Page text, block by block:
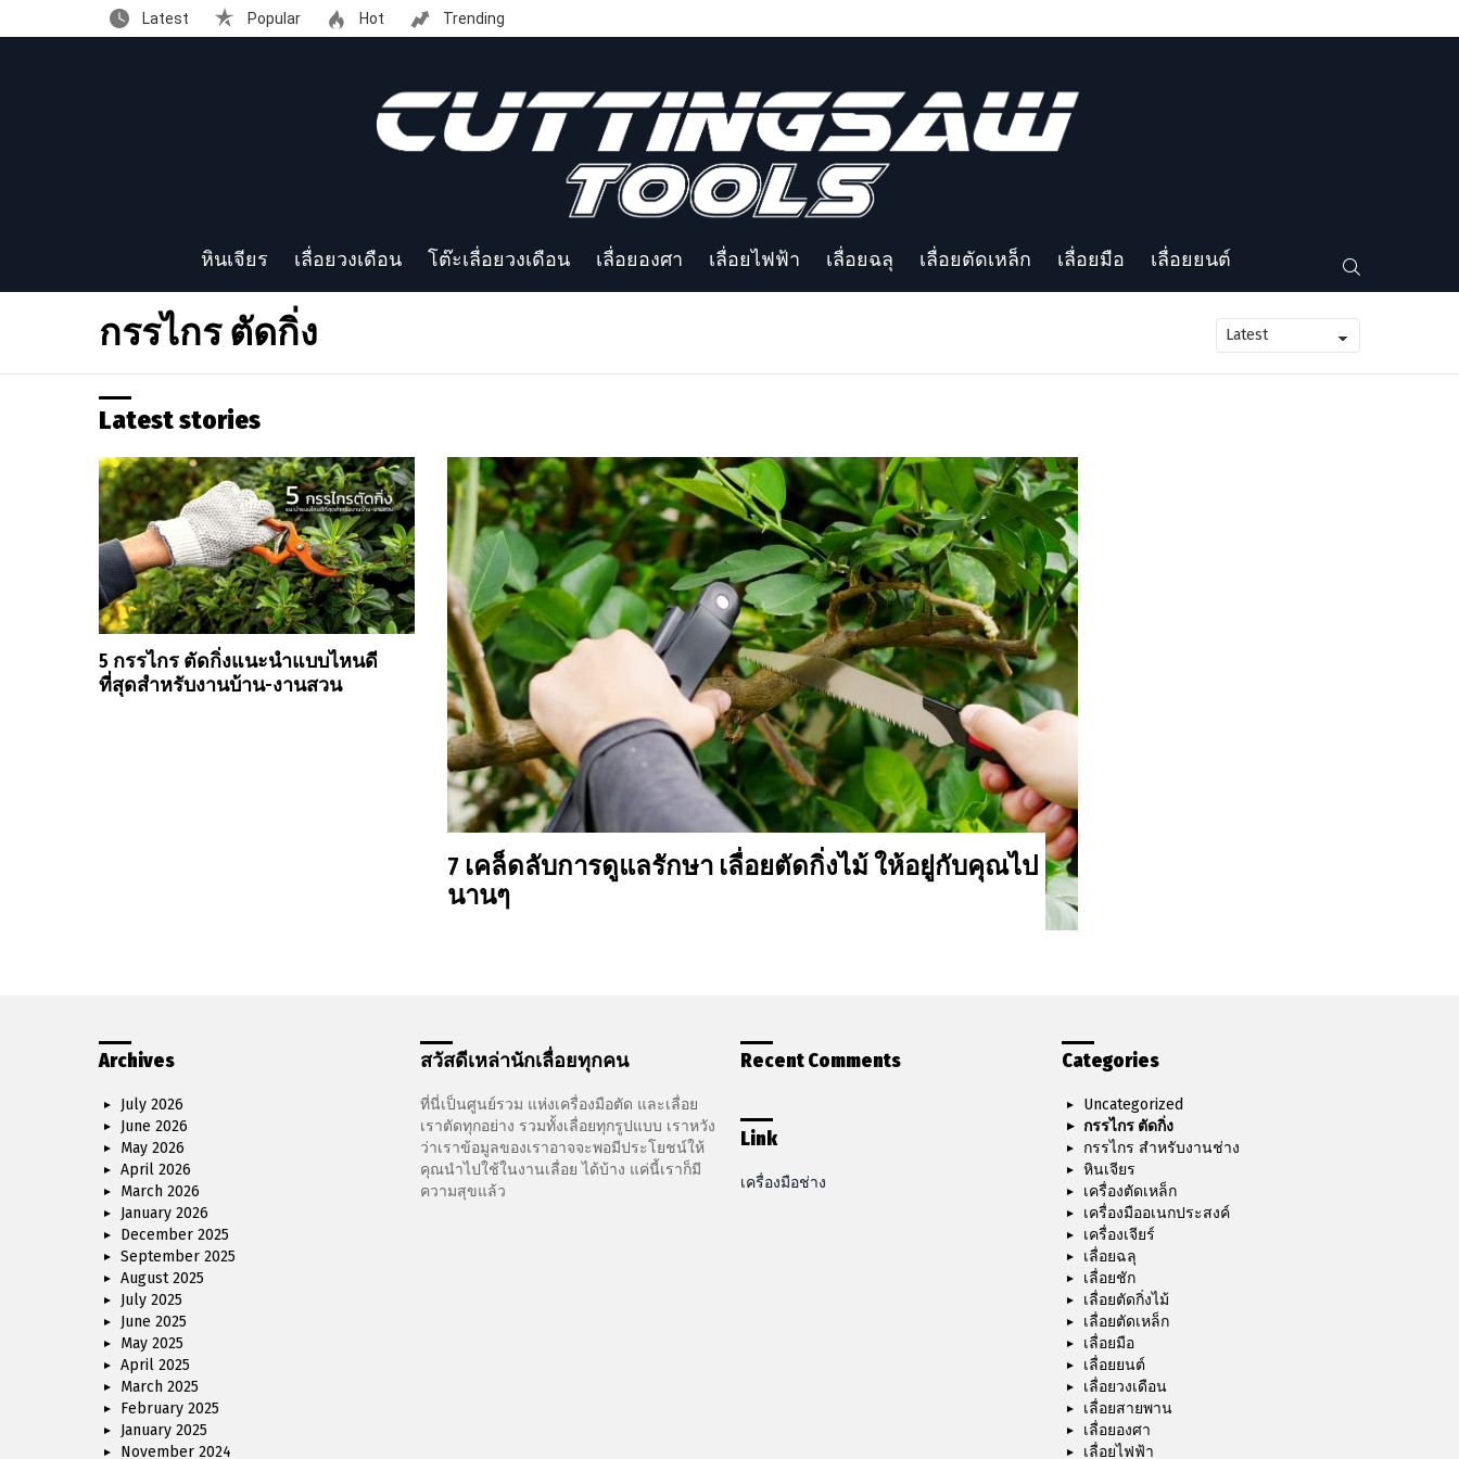
Latest Popular Hot Trending
หินเจียร เลื่อยวงเดือน โต๊ะเลื่อยวงเดือน เลื่อยองศา เลื่อยไฟฟ้า เลื่อยฉลุ เลื่อยตัดเหล็ก เลื่อยมือ เลื่อยยนต์
กรรไกร ตัดกิ่ง
Latest stories
7 เคล็ดลับการดูแลรักษา เลื่อยตัดกิ่งไม้ ให้อยู่กับคุณไป
นานๆ
5 กรรไกร ตัดกิ่งแนะนำแบบไหนดี
ที่สุดสำหรับงานบ้าน-งานสวน
Archives
July 2026
June 2026
May 2026
April 2026
March 2026
January 2026
December 2025
September 2025
August 2025
July 2025
June 2025
May 2025
April 2025
March 2025
February 2025
January 2025
November 2024
สวัสดีเหล่านักเลื่อยทุกคน
ที่นี่เป็นศูนย์รวม แห่งเครื่องมือตัด และเลื่อย
เราตัดทุกอย่าง รวมทั้งเลื่อยทุกรูปแบบ เราหวัง
ว่าเราข้อมูลของเราอาจจะพอมีประโยชน์ให้
คุณนำไปใช้ในงานเลื่อย ได้บ้าง แค่นี้เราก็มี
ความสุขแล้ว
Recent Comments
Link
เครื่องมือช่าง
Categories
Uncategorized
กรรไกร ตัดกิ่ง
กรรไกร สำหรับงานช่าง
หินเจียร
เครื่องตัดเหล็ก
เครื่องมืออเนกประสงค์
เครื่องเจียร์
เลื่อยฉลุ
เลื่อยชัก
เลื่อยตัดกิ่งไม้
เลื่อยตัดเหล็ก
เลื่อยมือ
เลื่อยยนต์
เลื่อยวงเดือน
เลื่อยสายพาน
เลื่อยองศา
เลื่อยไฟฟ้า